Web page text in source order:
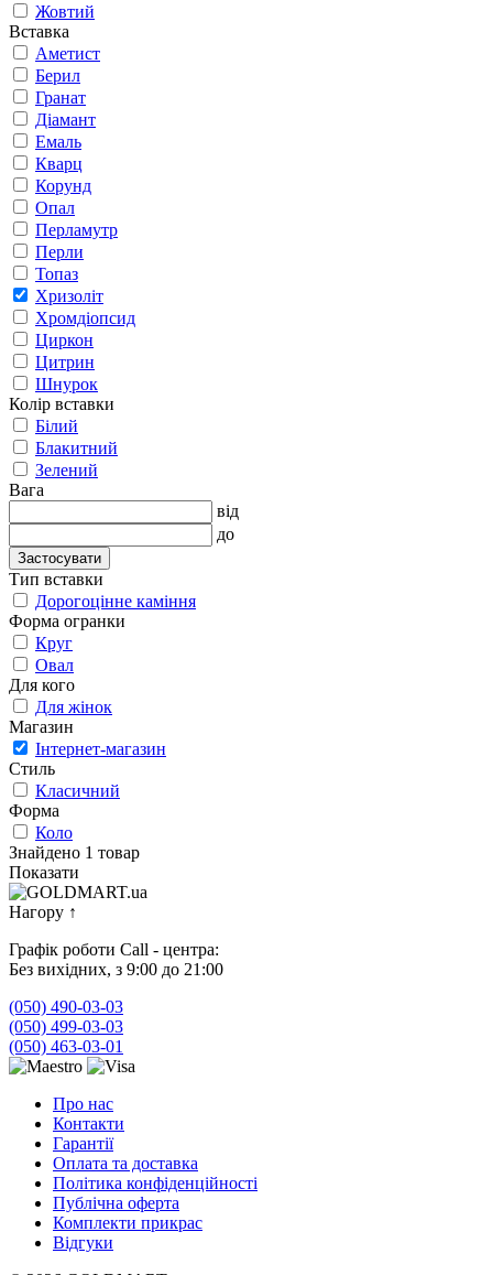
Жовтий
Вставка
Аметист
Берил
Гранат
Діамант
Емаль
Кварц
Корунд
Опал
Перламутр
Перли
Топаз
Хризоліт
Хромдіопсид
Циркон
Цитрин
Шнурок
Колір вставки
Білий
Блакитний
Зелений
Вага
від
до
Застосувати
Тип вставки
Дорогоцінне каміння
Форма огранки
Круг
Овал
Для кого
Для жінок
Магазин
Інтернет-магазин
Стиль
Класичний
Форма
Коло
Знайдено 1 товар
Показати
Нагору ↑
Графік роботи Call - центра:
Без вихідних, з 9:00 до 21:00
(050) 490-03-03
(050) 499-03-03
(050) 463-03-01
Про нас
Контакти
Гарантії
Оплата та доставка
Політика конфіденційності
Публічна оферта
Комплекти прикрас
Відгуки